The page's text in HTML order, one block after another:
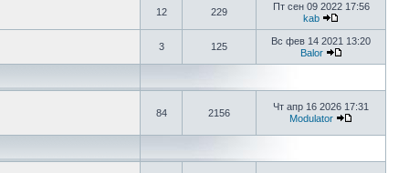
12 229
Пт сен 09 2022 17:56
kab
3 125
Вс фев 14 2021 13:20
Balor
84 2156
Чт апр 16 2026 17:31
Modulator